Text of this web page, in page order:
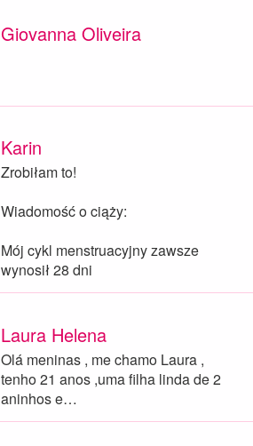
Giovanna Oliveira
Karin
Zrobiłam to!
Wiadomość o ciąży:
Mój cykl menstruacyjny zawsze
wynosił 28 dni
Laura Helena
Olá meninas , me chamo Laura ,
tenho 21 anos ,uma filha linda de 2
aninhos e…